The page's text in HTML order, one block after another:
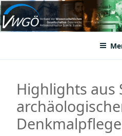
Zum
Inhalt
springenVWGÖ
Federation of Austrian Scientific
Highlights aus